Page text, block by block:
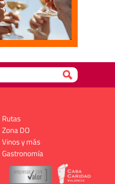
Rutas
Zona DO
Vinos y más
Gastronomía